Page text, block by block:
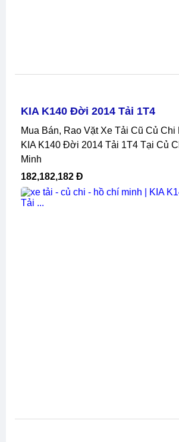
KIA K140 Đời 2014 Tải 1T4
Mua Bán, Rao Vặt Xe Tải Cũ Củ Chi Hồ Chí Minh,
KIA K140 Đời 2014 Tải 1T4 Tại Củ
Minh
182,182,182 Đ